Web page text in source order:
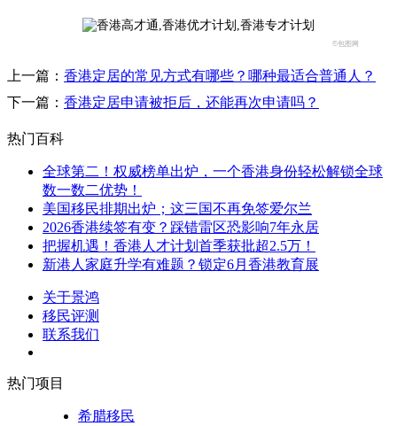
©包图网
上一篇： 香港定居的常见方式有哪些？哪种最适合普通人？
下一篇： 香港定居申请被拒后，还能再次申请吗？
热门百科
全球第二！权威榜单出炉，一个香港身份轻松解锁全球
数一数二优势！
美国移民排期出炉；这三国不再免签爱尔兰
2026香港续签有变？踩错雷区恐影响7年永居
把握机遇！香港人才计划首季获批超2.5万！
新港人家庭升学有难题？锁定6月香港教育展
关于景鸿
移民评测
联系我们
热门项目
希腊移民